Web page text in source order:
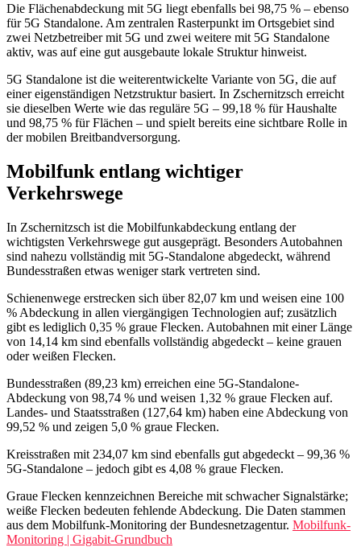
Die Flächenabdeckung mit 5G liegt ebenfalls bei 98,75 % – ebenso
für 5G Standalone. Am zentralen Rasterpunkt im Ortsgebiet sind
zwei Netzbetreiber mit 5G und zwei weitere mit 5G Standalone
aktiv, was auf eine gut ausgebaute lokale Struktur hinweist.
5G Standalone ist die weiterentwickelte Variante von 5G, die auf
einer eigenständigen Netzstruktur basiert. In Zschernitzsch erreicht
sie dieselben Werte wie das reguläre 5G – 99,18 % für Haushalte
und 98,75 % für Flächen – und spielt bereits eine sichtbare Rolle in
der mobilen Breitbandversorgung.
Mobilfunk entlang wichtiger
Verkehrswege
In Zschernitzsch ist die Mobilfunkabdeckung entlang der
wichtigsten Verkehrswege gut ausgeprägt. Besonders Autobahnen
sind nahezu vollständig mit 5G-Standalone abgedeckt, während
Bundesstraßen etwas weniger stark vertreten sind.
Schienenwege erstrecken sich über 82,07 km und weisen eine 100
% Abdeckung in allen viergängigen Technologien auf; zusätzlich
gibt es lediglich 0,35 % graue Flecken. Autobahnen mit einer Länge
von 14,14 km sind ebenfalls vollständig abgedeckt – keine grauen
oder weißen Flecken.
Bundesstraßen (89,23 km) erreichen eine 5G-Standalone-
Abdeckung von 98,74 % und weisen 1,32 % graue Flecken auf.
Landes- und Staatsstraßen (127,64 km) haben eine Abdeckung von
99,52 % und zeigen 5,0 % graue Flecken.
Kreisstraßen mit 234,07 km sind ebenfalls gut abgedeckt – 99,36 %
5G-Standalone – jedoch gibt es 4,08 % graue Flecken.
Graue Flecken kennzeichnen Bereiche mit schwacher Signalstärke;
weiße Flecken bedeuten fehlende Abdeckung. Die Daten stammen
aus dem Mobilfunk-Monitoring der Bundesnetzagentur. Mobilfunk-
Monitoring | Gigabit-Grundbuch